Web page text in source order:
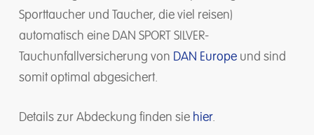
Sporttaucher und Taucher, die viel reisen)
automatisch eine DAN SPORT SILVER-
Tauchunfallversicherung von DAN Europeund sind
somit optimal abgesichert.
Details zur Abdeckung finden sie hier.